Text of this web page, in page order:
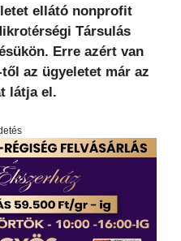
ellátó nonprofit
térségi Társulás
Erre azért van
az ügyeletet már az
látja el.